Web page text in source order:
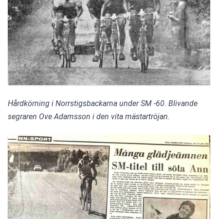
Hårdkörning i Norrstigsbackarna under SM -60. Blivande
segraren Ove Adamsson i den vita mästartröjan.